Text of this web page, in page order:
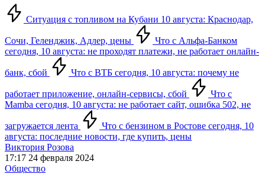
Ситуация с топливом на Кубани 10 августа: Краснодар,
Сочи, Геленджик, Адлер, цены
Что с Альфа-Банком
сегодня, 10 августа: не проходят платежи, не работает онлайн-
банк, сбой Что с ВТБ сегодня, 10 августа: почему не
работает приложение, онлайн-сервисы, сбой
Что с
Mamba сегодня, 10 августа: не работает сайт, ошибка 502, не
загружается лента
Что с бензином в Ростове сегодня, 10
августа: последние новости, где купить, цены
Виктория Розова
17:17 24 февраля 2024
Общество